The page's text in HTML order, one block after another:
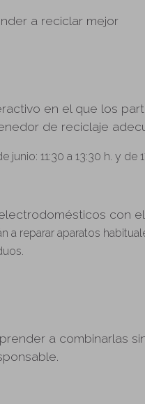
a reciclar mejor
en el que los
de reciclaje
junio: 11:30 a 13:30 h. y de
con
a reparar aparatos
a combinarlas